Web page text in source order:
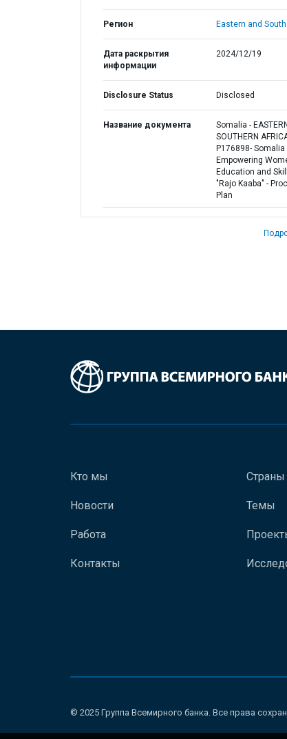
Регион Eastern and
Дата раскрытия
информации
2024/12/19
Disclosure Status Disclosed
Название документа
Somalia -
SOUTHERN
P176898- Somalia
Empowering
Education and
"Rajo Kaaba" -
Plan
Кто мы
Новости
Работа
Контакты
Страны
Темы
© 2025 Группа Всемирного банка. Все права